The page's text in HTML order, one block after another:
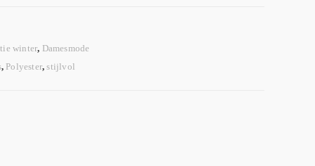
winter, Damesmode
, Polyester,stijlvol